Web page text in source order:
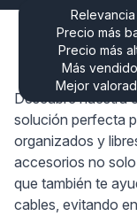
Relevancia
Precio más
Precio más
Más
Mejor
Descubre nuestra
solución perfecta
organizados y
accesorios no
que también te
cables, evitando